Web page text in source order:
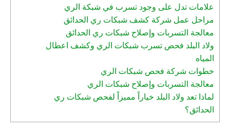
علامات تدل على وجود تسرب في شبكة الري
مراحل عمل شركة كشف شبكات ري الحدائق
معالجة التسربات وإصلاح شبكات ري الحدائق
ولاد البلد فحص تسرب شبكات الري وكشف اعطال
المياه
خطوات شركة فحص شبكات الري
معالجة التسربات وإصلاح شبكات الري
لماذا تعد ولاد البلد خياراً مميزاً لفحص شبكات ري
الحدائق؟